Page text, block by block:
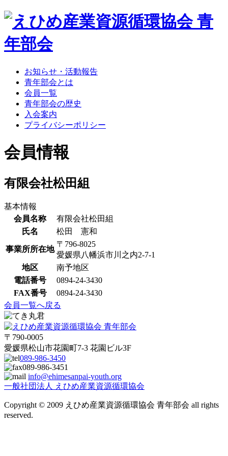
お知らせ・活動報告
青年部会とは
会員一覧
青年部会の歴史
入会案内
プライバシーポリシー
会員情報
有限会社松田組
基本情報
会員名称
有限会社松田組
氏名
松田 憲和
事業所所在地
〒796-8025
愛媛県八幡浜市川之内2-7-1
地区
南予地区
電話番号
0894-24-3430
FAX番号
0894-24-3430
会員一覧へ戻る
〒790-0005
愛媛県松山市花園町7-3 花園ビル3F
089-986-3450
089-986-3451
info@ehimesanpai-youth.org
一般社団法人 えひめ産業資源循環協会
Copyright © 2009 えひめ産業資源循環協会 青年部会 all rights
reserved.